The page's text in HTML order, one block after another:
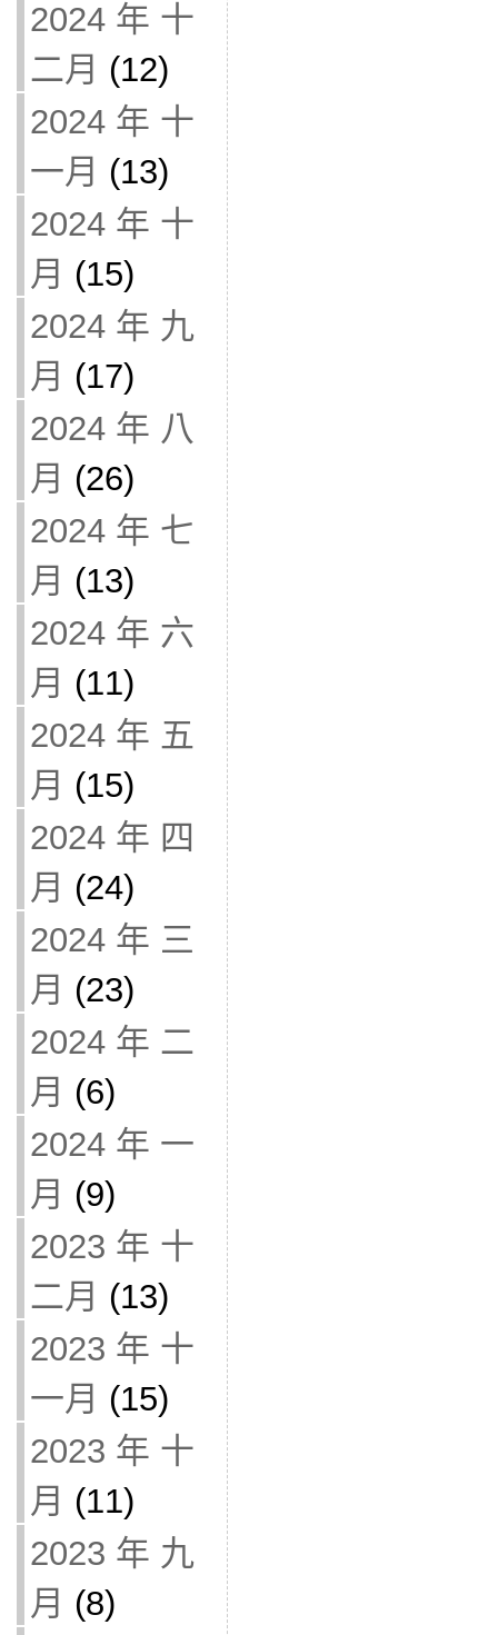
2024 年 十
二月 (12)
2024 年 十
一月 (13)
2024 年 十
月 (15)
2024 年 九
月 (17)
2024 年 八
月 (26)
2024 年 七
月 (13)
2024 年 六
月 (11)
2024 年 五
月 (15)
2024 年 四
月 (24)
2024 年 三
月 (23)
2024 年 二
月 (6)
2024 年 一
月 (9)
2023 年 十
二月 (13)
2023 年 十
一月 (15)
2023 年 十
月 (11)
2023 年 九
月 (8)